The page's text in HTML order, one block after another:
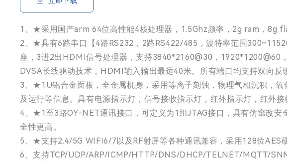
1、★采用国产arm 64位高性能4核处理器，1.5Ghz频率，2g ram，8g
2、★具有6路串口【4路RS232，2路RS422/485，波特率范围
座，3进2出HDMI信号处理器，支持3840*2160@30，1920*1200@60
DVSA长线驱动技术，HDMI输入输出最远40米。所有端口均支持双向反
3、★1U铝合金面板，全金属机身，采用等离子刻蚀，物理气相沉积，
及运行等信息。具有电源指示灯，信号接收指示灯，红外指示灯，红外接
4、★1至3路OY-NET通讯接口，可定义为1组JTAG接口，具有仿窜改安
全性更高。
5、★支持2.4/5G WIFI6/7以及RF射屏等各种通讯兼容，采用128位AES
6、支持TCP/UDP/ARP/ICMP/HTTP/DNS/DHCP/TELNET/MQTT/